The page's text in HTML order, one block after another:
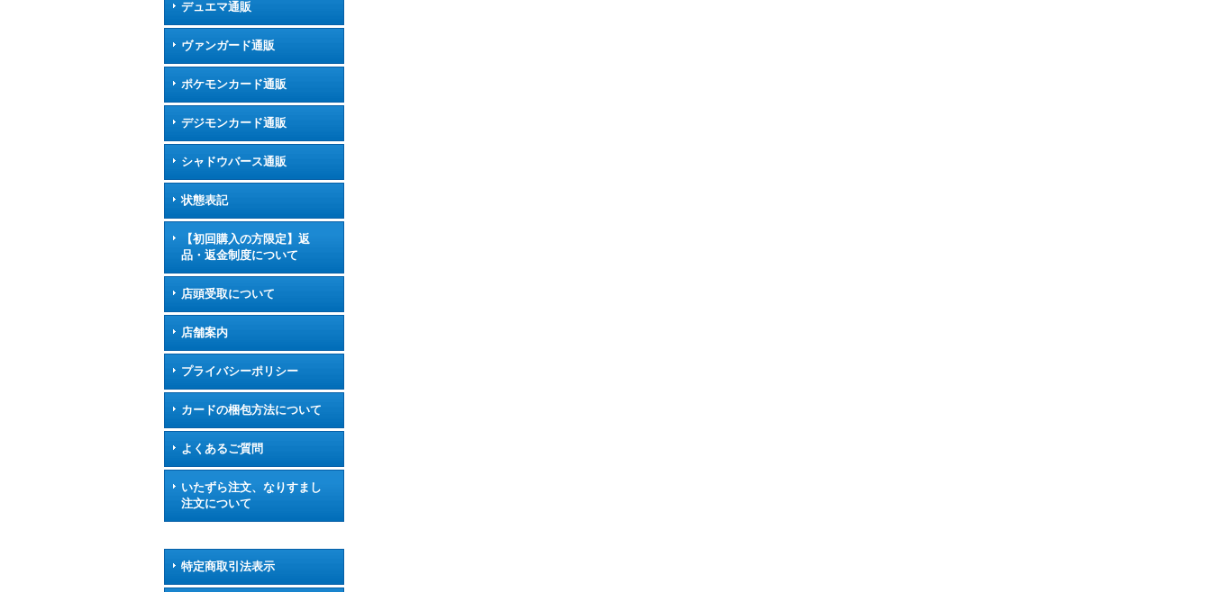
デュエマ通販
ヴァンガード通販
ポケモンカード通販
デジモンカード通販
シャドウバース通販
状態表記
【初回購入の方限定】返
品・返金制度について
店頭受取について
店舗案内
プライバシーポリシー
カードの梱包方法について
よくあるご質問
いたずら注文、なりすまし
注文について
特定商取引法表示